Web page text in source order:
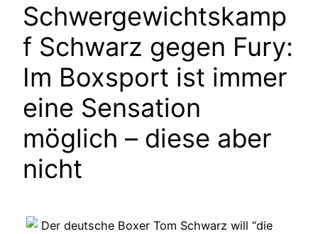
Schwergewichtskamp
f Schwarz gegen Fury:
Im Boxsport ist immer
eine Sensation
möglich – diese aber
nicht
Der deutsche Boxer Tom Schwarz will “die